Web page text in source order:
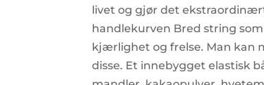
livet og gjør det
handlekurven Bred string
kjærlighet og frelse. Man kan
disse. Et innebygget elastisk